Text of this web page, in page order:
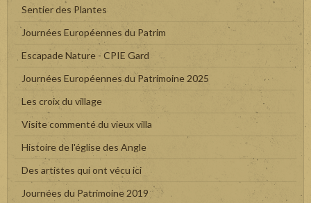
Sentier des Plantes
Journées Européennes du Patrim
Escapade Nature - CPIE Gard
Journées Européennes du Patrimoine 2025
Les croix du village
Visite commenté du vieux villa
Histoire de l'église des Angle
Des artistes qui ont vécu ici
Journées du Patrimoine 2019